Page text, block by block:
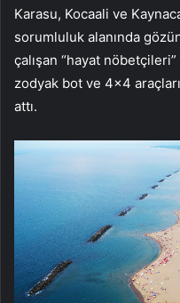
Karasu, Kocaali ve
sorumluluk alanında
çalışan “hayat
zodyak bot ve 4×4
attı.